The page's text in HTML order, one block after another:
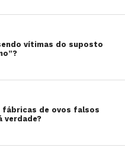
vítimas do suposto
fábricas de ovos falsos
verdade?